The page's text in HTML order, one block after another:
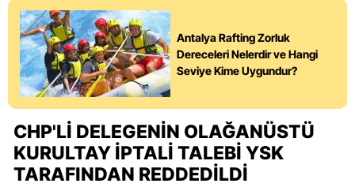
Antalya Rafting Zorluk
Dereceleri Nelerdir ve Hangi
Seviye Kime Uygundur?
CHP'LI DELEGENIN OLAĞANÜSTÜ
KURULTAY İPTALI TALEBI YSK
TARAFINDAN REDDEDILDI